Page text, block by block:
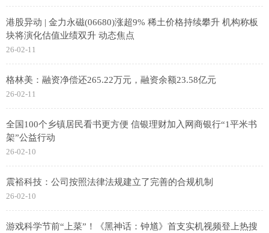
港股异动 | 金力永磁(06680)涨超9% 稀土价格持续攀升 机构称板
块将演化估值业绩双升 动态焦点
26-02-11
格林美：融资净偿还265.22万元，融资余额23.58亿元
26-02-11
全国100个乡镇居民看书更方便 信银理财加入网商银行“1平米书
架”公益行动
26-02-10
震裕科技：公司按照法律法规建立了完善的合规机制
26-02-10
游戏科学节前“上菜”！《黑神话：钟馗》首支实机视频登上热搜